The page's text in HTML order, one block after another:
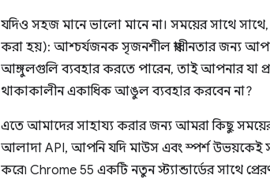
যদিও সহজ মানে ভালো মানে না। সময়ের সাথে
করা হয়): আশ্চর্যজনক সৃজনশীল স্বাধীনতার জন্য
আঙ্গুলগুলি ব্যবহার করতে পারেন, তাই আপনার যা
থাকাকালীন একাধিক আঙুল ব্যবহার করবেন না?
এতে আমাদের সাহায্য করার জন্য আমরা কিছু
আলাদা API, আপনি যদি মাউস এবং স্পর্শ
করে৷ Chrome 55 একটি নতুন স্ট্যান্ডার্ডের সাথে